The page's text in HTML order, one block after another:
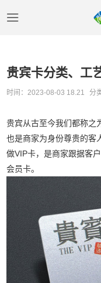

贵宾卡分类、工
时间：2023-08-03 18.21 分
贵宾从古至今我们都称之
也是商家为身份尊贵的客
做VIP卡，是商家跟据客
会员卡。